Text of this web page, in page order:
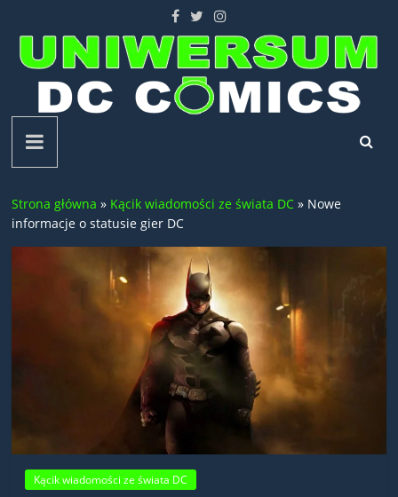
content
Uniwersum
DC
Comics
Strona główna » Kącik wiadomości ze świata DC » Nowe
informacje o statusie gier DC
Kącik wiadomości ze świata DC